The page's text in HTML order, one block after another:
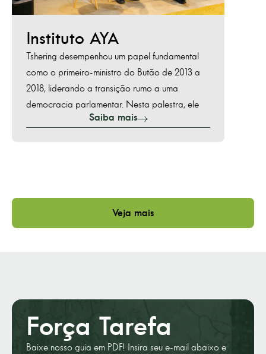
Instituto AYA
Tshering desempenhou um papel fundamental
como o primeiro-ministro do Butão de 2013 a
2018, liderando a transição rumo a uma
democracia parlamentar. Nesta palestra, ele
compartilhará suas perspectivas
Saiba mais
Veja mais
Força Tarefa
Baixe nosso guia em PDF! Insira seu e-mail abaixo e